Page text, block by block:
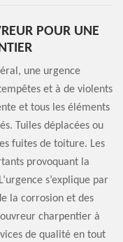
POUR UNE
une urgence
et à de violents
et tous les éléments
Tuiles déplacées ou
fuites de toiture. Les
provoquant la
s’explique par
la corrosion et des
charpentier à
de qualité en tout